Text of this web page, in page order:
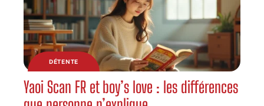
DÉTENTE
Yaoi Scan FR et boy’s love : les différences